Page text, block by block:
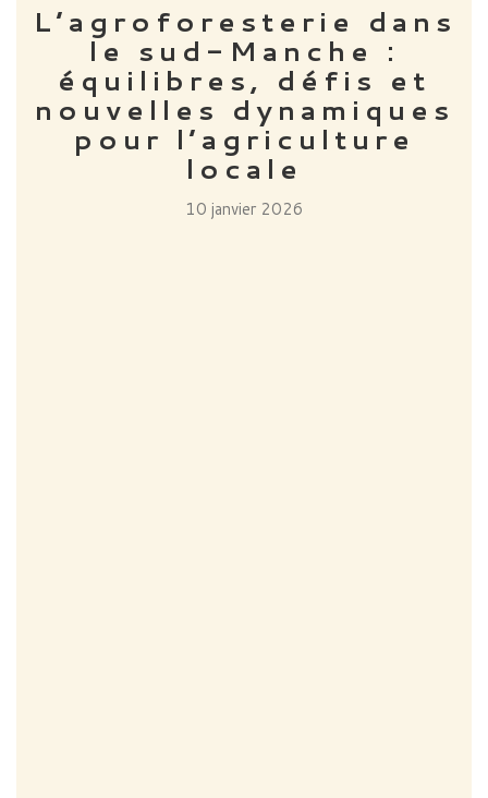
L’agroforesterie dans
le sud-Manche :
équilibres, défis et
nouvelles dynamiques
pour l’agriculture
locale
10 janvier 2026